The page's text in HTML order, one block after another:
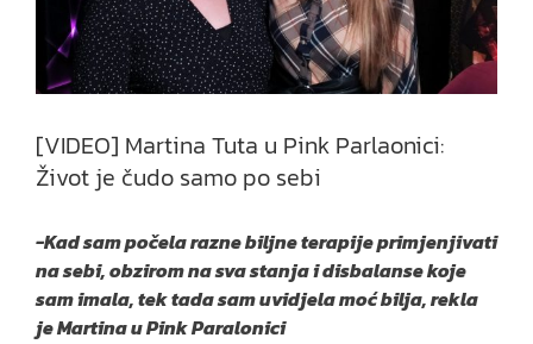
[VIDEO] Martina Tuta u Pink Parlaonici:
Život je čudo samo po sebi
-Kad sam počela razne biljne terapije primjenjivati
na sebi, obzirom na sva stanja i disbalanse koje
sam imala, tek tada sam uvidjela moć bilja, rekla
je Martina u Pink Paralonici